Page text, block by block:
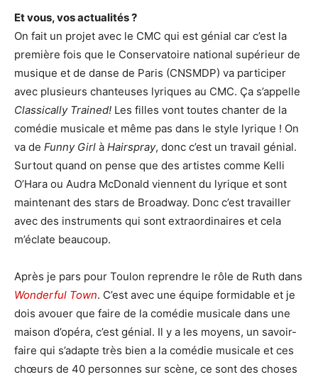
Et vous, vos actualités ?
On fait un projet avec le CMC qui est génial car c’est la
première fois que le Conservatoire national supérieur de
musique et de danse de Paris (CNSMDP) va participer
avec plusieurs chanteuses lyriques au CMC. Ça s’appelle
Classically Trained! Les filles vont toutes chanter de la
comédie musicale et même pas dans le style lyrique ! On
va de Funny Girl à Hairspray, donc c’est un travail génial.
Surtout quand on pense que des artistes comme Kelli
O’Hara ou Audra McDonald viennent du lyrique et sont
maintenant des stars de Broadway. Donc c’est travailler
avec des instruments qui sont extraordinaires et cela
m’éclate beaucoup.
Après je pars pour Toulon reprendre le rôle de Ruth dans
Wonderful Town. C’est avec une équipe formidable et je
dois avouer que faire de la comédie musicale dans une
maison d’opéra, c’est génial. Il y a les moyens, un savoir-
faire qui s’adapte très bien a la comédie musicale et ces
chœurs de 40 personnes sur scène, ce sont des choses